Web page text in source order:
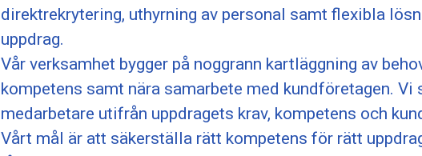
direktrekrytering, uthyrning av personal samt flexibla
uppdrag.
Vår verksamhet bygger på noggrann kartläggning av
kompetens samt nära samarbete med kundföretagen. Vi
medarbetare utifrån uppdragets krav, kompetens och
Vårt mål är att säkerställa rätt kompetens för rätt